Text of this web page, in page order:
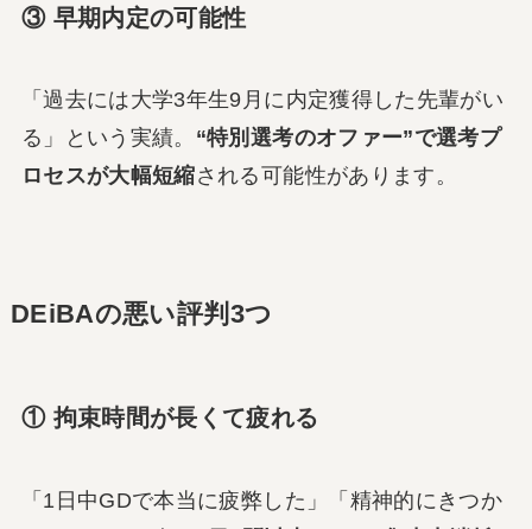
③ 早期内定の可能性
「過去には大学3年生9月に内定獲得した先輩がい
る」という実績。 “特別選考のオファー”で選考プ
ロセスが大幅短縮される可能性があります。
DEiBAの悪い評判3つ
① 拘束時間が長くて疲れる
「1日中GDで本当に疲弊した」「精神的にきつか